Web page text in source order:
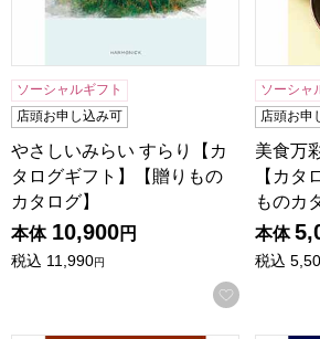
ソーシャルギフト
店頭お申し込み可
やさしいみらい すらり【カ
タログギフト】【贈りもの
カタログ】
本体 10,900円
税込 11,990円
お気に入
ソーシャ
店頭お申
美食万
【カタ
ものカ
本体
税込